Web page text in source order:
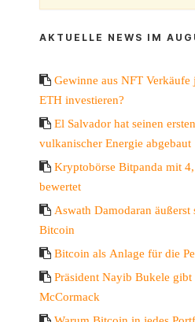
AKTUELLE NEWS IM
Gewinne aus NFT
ETH investieren?
El Salvador hat seinen
vulkanischer Energie abgebaut
Kryptobörse Bitpanda mit
bewertet
Aswath Damodaran
Bitcoin
Bitcoin als Anlage für die
Präsident Nayib Bukele
McCormack